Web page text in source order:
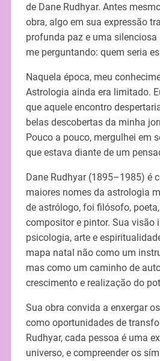
de Dane Rudhyar. Antes
obra, algo em sua expressão
profunda paz e uma silenciosa
me perguntando: quem seria
Naquela época, meu
Astrologia ainda era limitado.
que aquele encontro
belas descobertas da minha
Pouco a pouco, mergulhei em
que estava diante de um
Dane Rudhyar (1895–1985) é
maiores nomes da astrologia
de astrólogo, foi filósofo,
compositor e pintor. Sua visão
psicologia, arte e
mapa natal não como um
mas como um caminho de
crescimento e realização do
Sua obra convida a enxergar
como oportunidades de
Rudhyar, cada pessoa é uma
universo, e compreender os